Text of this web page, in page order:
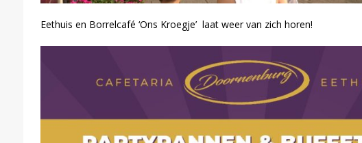
Eethuis en Borrelcafé ‘Ons Kroegje’ laat weer van zich horen!